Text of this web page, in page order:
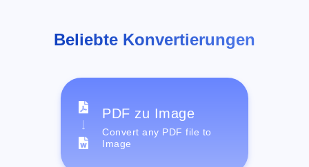
Beliebte Konvertierungen
PDF zu Image
Convert any PDF file to
Image